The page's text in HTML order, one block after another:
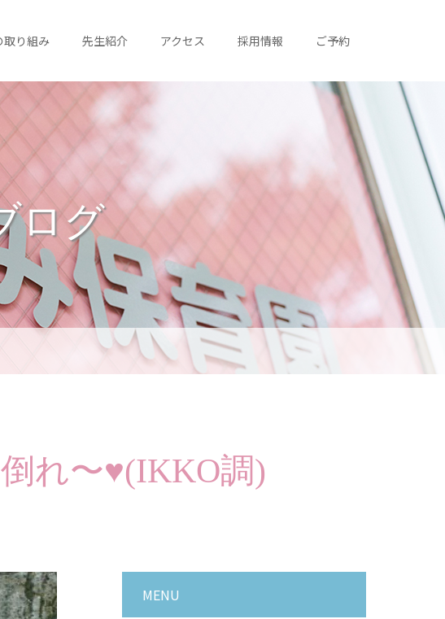
取り組み 先生紹介 アクセス 採用情報 ご予約
ログ
れ〜♥(IKKO調)
MENU